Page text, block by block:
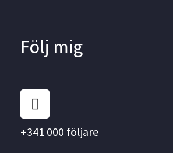
Följ mig
a
c
e
b
+341 000 följare